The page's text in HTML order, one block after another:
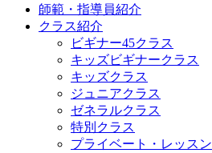
師範・指導員紹介
クラス紹介
ビギナー45クラス
キッズビギナークラス
キッズクラス
ジュニアクラス
ゼネラルクラス
特別クラス
プライベート・レッスン